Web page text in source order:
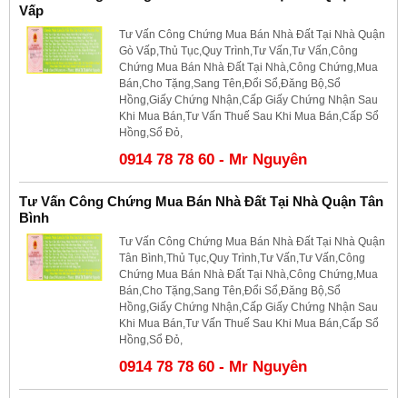
Vấp
Tư Vấn Công Chứng Mua Bán Nhà Đất Tại Nhà Quận
Gò Vấp,Thủ Tục,Quy Trình,Tư Vấn,Tư Vấn,Công
Chứng Mua Bán Nhà Đất Tại Nhà,Công Chứng,Mua
Bán,Cho Tặng,Sang Tên,Đổi Sổ,Đăng Bộ,Sổ
Hồng,Giấy Chứng Nhận,Cấp Giấy Chứng Nhận Sau
Khi Mua Bán,Tư Vấn Thuế Sau Khi Mua Bán,Cấp Sổ
Hồng,Sổ Đỏ,
0914 78 78 60 - Mr Nguyên
Tư Vấn Công Chứng Mua Bán Nhà Đất Tại Nhà Quận Tân
Bình
Tư Vấn Công Chứng Mua Bán Nhà Đất Tại Nhà Quận
Tân Bình,Thủ Tục,Quy Trình,Tư Vấn,Tư Vấn,Công
Chứng Mua Bán Nhà Đất Tại Nhà,Công Chứng,Mua
Bán,Cho Tặng,Sang Tên,Đổi Sổ,Đăng Bộ,Sổ
Hồng,Giấy Chứng Nhận,Cấp Giấy Chứng Nhận Sau
Khi Mua Bán,Tư Vấn Thuế Sau Khi Mua Bán,Cấp Sổ
Hồng,Sổ Đỏ,
0914 78 78 60 - Mr Nguyên